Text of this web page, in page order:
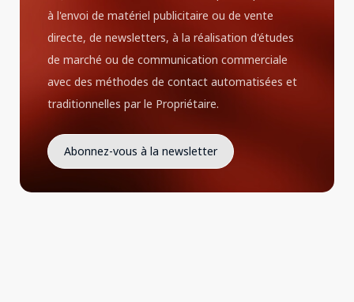
à l'envoi de matériel publicitaire ou de vente
directe, de newsletters, à la réalisation d'études
de marché ou de communication commerciale
avec des méthodes de contact automatisées et
traditionnelles par le Propriétaire.